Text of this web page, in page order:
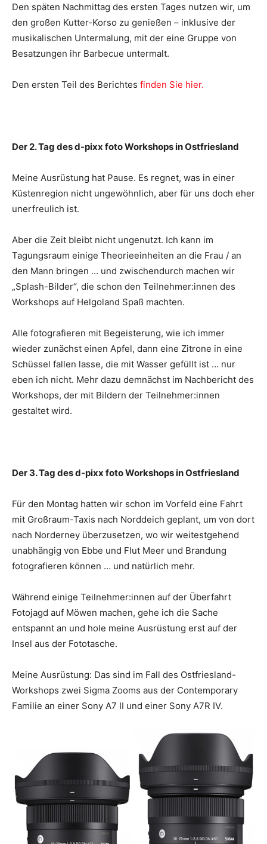
Den späten Nachmittag des ersten Tages nutzen wir, um
den großen Kutter-Korso zu genießen – inklusive der
musikalischen Untermalung, mit der eine Gruppe von
Besatzungen ihr Barbecue untermalt.
Den ersten Teil des Berichtes finden Sie hier.
Der 2. Tag des d-pixx foto Workshops in Ostfriesland
Meine Ausrüstung hat Pause. Es regnet, was in einer
Küstenregion nicht ungewöhnlich, aber für uns doch eher
unerfreulich ist.
Aber die Zeit bleibt nicht ungenutzt. Ich kann im
Tagungsraum einige Theorieeinheiten an die Frau / an
den Mann bringen … und zwischendurch machen wir
„Splash-Bilder“, die schon den Teilnehmer:innen des
Workshops auf Helgoland Spaß machten.
Alle fotografieren mit Begeisterung, wie ich immer
wieder zunächst einen Apfel, dann eine Zitrone in eine
Schüssel fallen lasse, die mit Wasser gefüllt ist … nur
eben ich nicht. Mehr dazu demnächst im Nachbericht des
Workshops, der mit Bildern der Teilnehmer:innen
gestaltet wird.
Der 3. Tag des d-pixx foto Workshops in Ostfriesland
Für den Montag hatten wir schon im Vorfeld eine Fahrt
mit Großraum-Taxis nach Norddeich geplant, um von dort
nach Norderney überzusetzen, wo wir weitestgehend
unabhängig von Ebbe und Flut Meer und Brandung
fotografieren können … und natürlich mehr.
Während einige Teilnehmer:innen auf der Überfahrt
Fotojagd auf Möwen machen, gehe ich die Sache
entspannt an und hole meine Ausrüstung erst auf der
Insel aus der Fototasche.
Meine Ausrüstung: Das sind im Fall des Ostfriesland-
Workshops zwei Sigma Zooms aus der Contemporary
Familie an einer Sony A7 II und einer Sony A7R IV.